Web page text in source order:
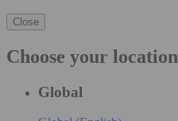
Close
Choose your location
Global